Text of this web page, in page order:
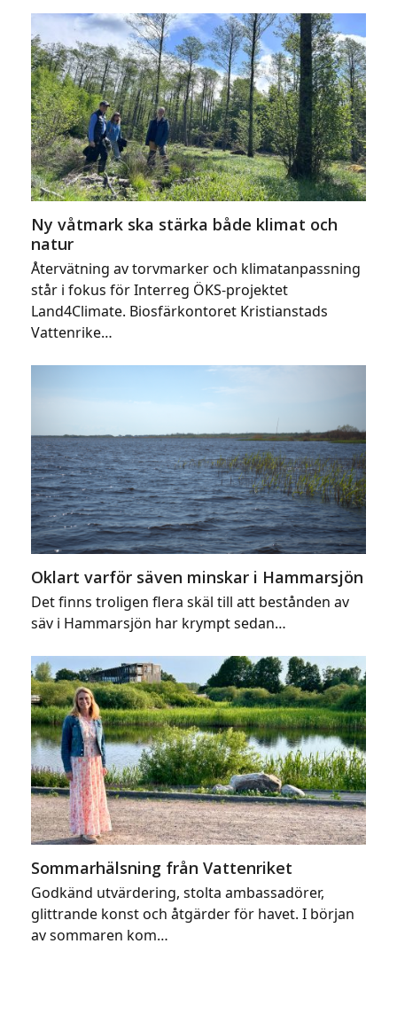
Ny våtmark ska stärka både klimat och
natur
Återvätning av torvmarker och klimatanpassning
står i fokus för Interreg ÖKS-projektet
Land4Climate. Biosfärkontoret Kristianstads
Vattenrike…
Oklart varför säven minskar i Hammarsjön
Det finns troligen flera skäl till att bestånden av
säv i Hammarsjön har krympt sedan…
Sommarhälsning från Vattenriket
Godkänd utvärdering, stolta ambassadörer,
glittrande konst och åtgärder för havet. I början
av sommaren kom…